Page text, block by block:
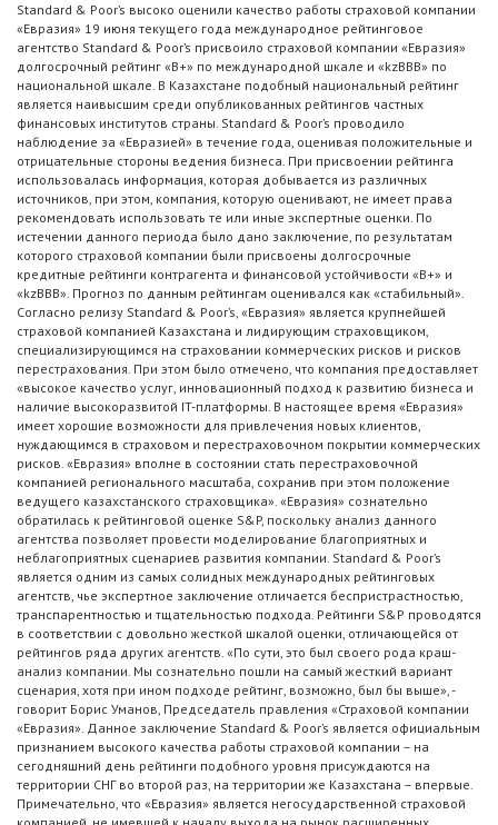
Standard & Poor’s высоко оценили качество работы страховой компании
«Евразия» 19 июня текущего года международное рейтинговое
агентство Standard & Poor’s присвоило страховой компании «Евразия»
долгосрочный рейтинг «В+» по международной шкале и «kzBBB» по
национальной шкале. В Казахстане подобный национальный рейтинг
является наивысшим среди опубликованных рейтингов частных
финансовых институтов страны. Standard & Poor’s проводило
наблюдение за «Евразией» в течение года, оценивая положительные и
отрицательные стороны ведения бизнеса. При присвоении рейтинга
использовалась информация, которая добывается из различных
источников, при этом, компания, которую оценивают, не имеет права
рекомендовать использовать те или иные экспертные оценки. По
истечении данного периода было дано заключение, по результатам
которого страховой компании были присвоены долгосрочные
кредитные рейтинги контрагента и финансовой устойчивости «В+» и
«kzВBB». Прогноз по данным рейтингам оценивался как «стабильный».
Согласно релизу Standard & Poor’s, «Евразия» является крупнейшей
страховой компанией Казахстана и лидирующим страховщиком,
специализирующимся на страховании коммерческих рисков и рисков
перестрахования. При этом было отмечено, что компания предоставляет
«высокое качество услуг, инновационный подход к развитию бизнеса и
наличие высокоразвитой IT-платформы. В настоящее время «Евразия»
имеет хорошие возможности для привлечения новых клиентов,
нуждающимся в страховом и перестраховочном покрытии коммерческих
рисков. «Евразия» вполне в состоянии стать перестраховочной
компанией регионального масштаба, сохранив при этом положение
ведущего казахстанского страховщика». «Евразия» сознательно
обратилась к рейтинговой оценке S&P, поскольку анализ данного
агентства позволяет провести моделирование благоприятных и
неблагоприятных сценариев развития компании. Standard & Poor’s
является одним из самых солидных международных рейтинговых
агентств, чье экспертное заключение отличается беспристрастностью,
транспарентностью и тщательностью подхода. Рейтинги S&P проводятся
в соответствии с довольно жесткой шкалой оценки, отличающейся от
рейтингов ряда других агентств. «По сути, это был своего рода краш-
анализ компании. Мы сознательно пошли на самый жесткий вариант
сценария, хотя при ином подходе рейтинг, возможно, был бы выше», -
говорит Борис Уманов, Председатель правления «Страховой компании
«Евразия». Данное заключение Standard & Poor’s является официальным
признанием высокого качества работы страховой компании – на
сегодняшний день рейтинги подобного уровня присуждаются на
территории СНГ во второй раз, на территории же Казахстана – впервые.
Примечательно, что «Евразия» является негосударственной страховой